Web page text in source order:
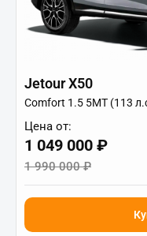
Jetour X50
Comfort 1.5 5MT (113
Цена от:
1 049 000 ₽
1 990 000 ₽